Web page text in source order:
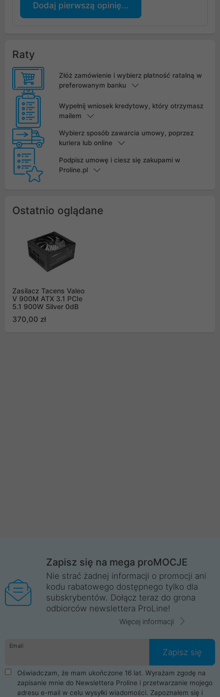
Dodaj pierwszą opinię...
Raty
Złóż zamówienie i wybierz płatność ratalną w
preferowanym banku
Wypełnij wniosek kredytowy, który otrzymasz
mailem
Wybierz sposób zawarcia umowy, poprzez
kuriera lub online
Podpisz umowę i ciesz się zakupami w
Proline.pl
Ostatnio oglądane
Zasilacz Tacens Valeo
V 900M ATX 3.1 PCIe
5.1 900W Silver 0dB
370,00 zł
Zapisz się na mega proMOCJE
Nie strać żadnej informacji o promocji ani
kodu rabatowego dostępnego tylko dla
subskrybentów. Dołącz teraz do grona
odbiorców newslettera ProLine!
Więcej informacji
Email
Zapisz się
Oświadczam, że mam ukończone 16 lat. Wyrażam zgodę na
zapisanie mnie do Newslettera Proline i przetwarzanie mojego
adresu e-mail w celu wysyłki wiadomości. Zapoznałem się i